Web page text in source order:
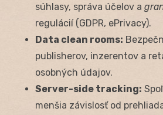
súhlasy, správa účelov a
regulácií (GDPR, ePrivacy).
Data clean rooms:
publisherov, inzerentov a
osobných údajov.
Server-side tracking:
menšia závislosť od